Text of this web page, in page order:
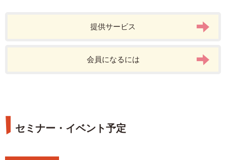
提供サービス
会員になるには
セミナー・イベント予定